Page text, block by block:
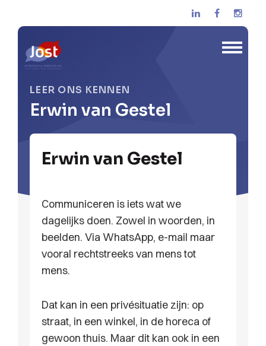
LEER ONS KENNEN
Erwin van Gestel
Erwin van Gestel
Communiceren is iets wat we
dagelijks doen. Zowel in woorden, in
beelden. Via WhatsApp, e-mail maar
vooral rechtstreeks van mens tot
mens.
Dat kan in een privésituatie zijn: op
straat, in een winkel, in de horeca of
gewoon thuis. Maar dit kan ook in een